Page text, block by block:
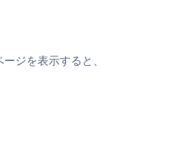
ジを表示すると、